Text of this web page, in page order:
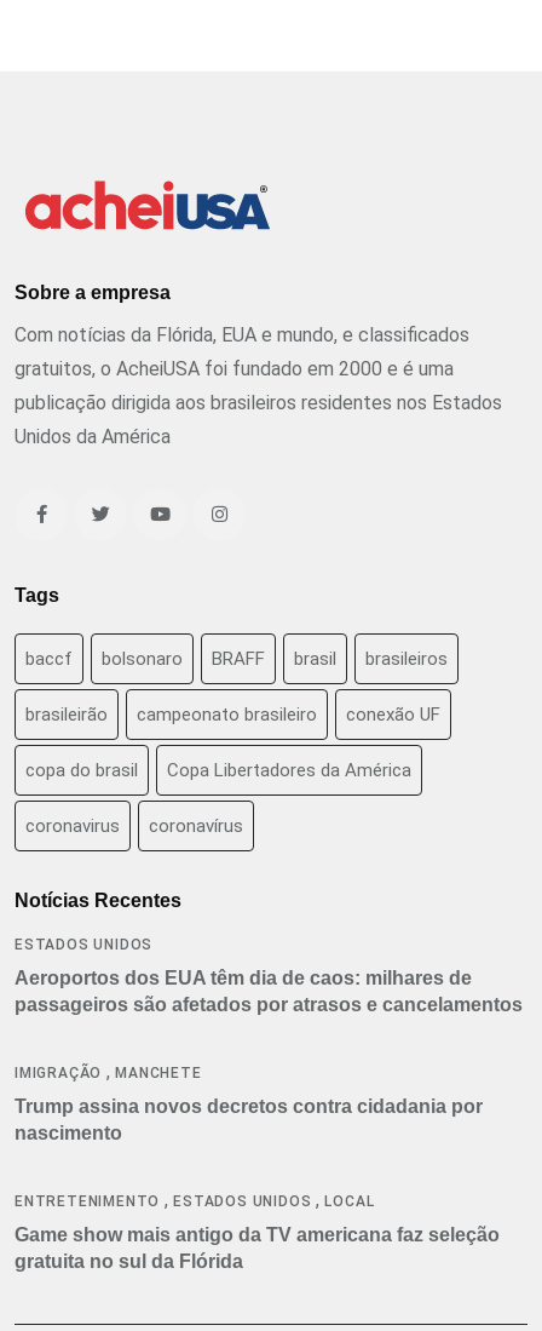
Sobre a empresa
Com notícias da Flórida, EUA e mundo, e classificados
gratuitos, o AcheiUSA foi fundado em 2000 e é uma
publicação dirigida aos brasileiros residentes nos Estados
Unidos da América
Tags
baccf bolsonaro BRAFF brasil brasileiros
brasileirão campeonato brasileiro conexão UF
copa do brasil Copa Libertadores da América
coronavirus coronavírus
Notícias Recentes
ESTADOS UNIDOS
Aeroportos dos EUA têm dia de caos: milhares de
passageiros são afetados por atrasos e cancelamentos
IMIGRAÇÃO ,MANCHETE
Trump assina novos decretos contra cidadania por
nascimento
ENTRETENIMENTO ,ESTADOS UNIDOS ,LOCAL
Game show mais antigo da TV americana faz seleção
gratuita no sul da Flórida